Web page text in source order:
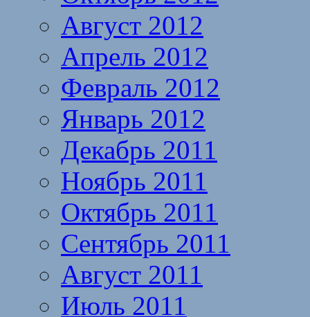
Август 2012
Апрель 2012
Февраль 2012
Январь 2012
Декабрь 2011
Ноябрь 2011
Октябрь 2011
Сентябрь 2011
Август 2011
Июль 2011